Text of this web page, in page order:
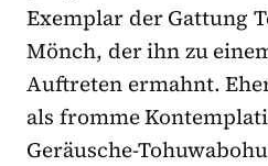
Exemplar der Gattung
Mönch, der ihn zu
Auftreten ermahnt.
als fromme
Geräusche-